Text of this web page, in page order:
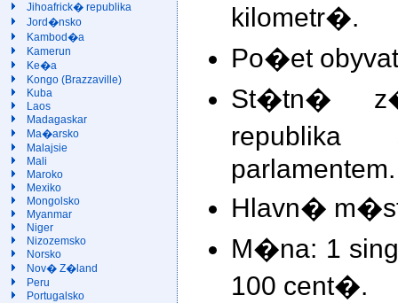
Jihoafrick� republika
Jord�nsko
Kambod�a
Kamerun
Ke�a
Kongo (Brazzaville)
Kuba
Laos
Madagaskar
Ma�arsko
Malajsie
Mali
Maroko
Mexiko
Mongolsko
Myanmar
Niger
Nizozemsko
Norsko
Nov� Z�land
Peru
Portugalsko
kilometr�.
Po�et
St�tn�
republika
parlamentem.
Hlavn�
M�na: 1
100 cent�.